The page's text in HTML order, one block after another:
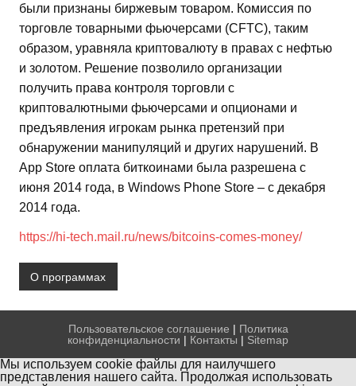
были признаны биржевым товаром. Комиссия по
торговле товарными фьючерсами (CFTC), таким
образом, уравняла криптовалюту в правах с нефтью
и золотом. Решение позволило организации
получить права контроля торговли с
криптовалютными фьючерсами и опционами и
предъявления игрокам рынка претензий при
обнаружении манипуляций и других нарушений. В
App Store оплата биткоинами была разрешена с
июня 2014 года, в Windows Phone Store – с декабря
2014 года.
https://hi-tech.mail.ru/news/bitcoins-comes-money/
О программах
Пользовательское соглашение | Политика
конфиденциальности | Контакты | Sitemap
Мы используем cookie файлы для наилучшего
представления нашего сайта. Продолжая использовать